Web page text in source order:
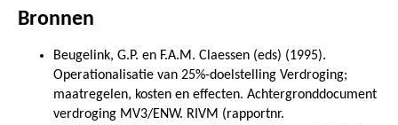
Bronnen
Beugelink, G.P. en F.A.M. Claessen (eds) (1995).
Operationalisatie van 25%-doelstelling Verdroging;
maatregelen, kosten en effecten. Achtergronddocument
verdroging MV3/ENW. RIVM (rapportnr.